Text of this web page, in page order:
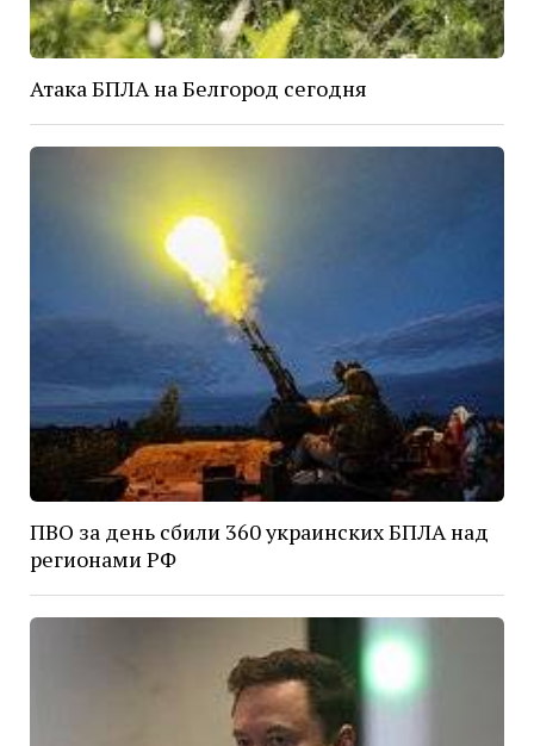
Атака БПЛА на Белгород сегодня
ПВО за день сбили 360 украинских БПЛА над
регионами РФ